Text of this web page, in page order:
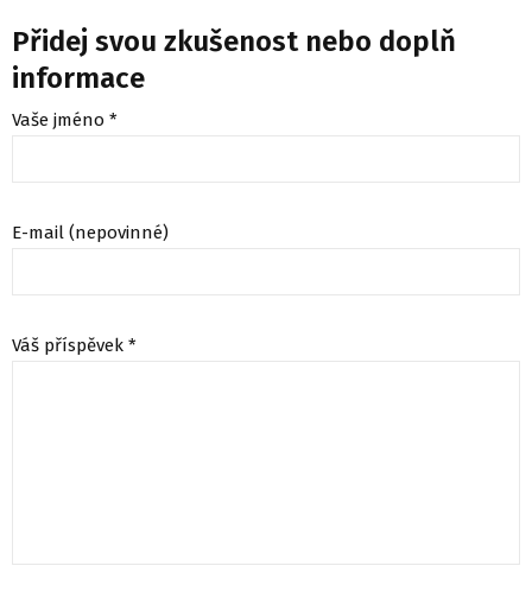
Přidej svou zkušenost nebo doplň
informace
Vaše jméno *
E-mail (nepovinné)
Váš příspěvek *